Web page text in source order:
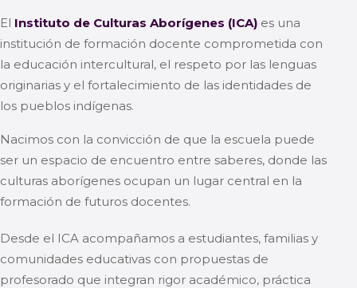
El Instituto de Culturas Aborígenes (ICA) es una
institución de formación docente comprometida con
la educación intercultural, el respeto por las lenguas
originarias y el fortalecimiento de las identidades de
los pueblos indígenas.
Nacimos con la convicción de que la escuela puede
ser un espacio de encuentro entre saberes, donde las
culturas aborígenes ocupan un lugar central en la
formación de futuros docentes.
Desde el ICA acompañamos a estudiantes, familias y
comunidades educativas con propuestas de
profesorado que integran rigor académico, práctica